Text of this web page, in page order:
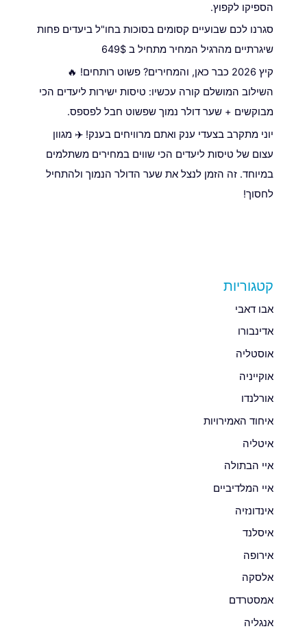
הספיקו לקפוץ.
סגרנו לכם שבועיים קסומים בסוכות בחו"ל ביעדים פחות
שיגרתיים מהרגיל המחיר מתחיל ב 649$
קיץ 2026 כבר כאן, והמחירים? פשוט רותחים! 🔥
השילוב המושלם קורה עכשיו: טיסות ישירות ליעדים הכי
מבוקשים + שער דולר נמוך שפשוט חבל לפספס.
יוני מתקרב בצעדי ענק ואתם מרוויחים בענק! ✈️ מגוון
עצום של טיסות ליעדים הכי שווים במחירים משתלמים
במיוחד. זה הזמן לנצל את שער הדולר הנמוך ולהתחיל
לחסוך!
קטגוריות
אבו דאבי
אדינבורו
אוסטליה
אוקייניה
אורלנדו
איחוד האמירויות
איטליה
איי הבתולה
איי המלדיביים
אינדונזיה
איסלנד
אירופה
אלסקה
אמסטרדם
אנגליה